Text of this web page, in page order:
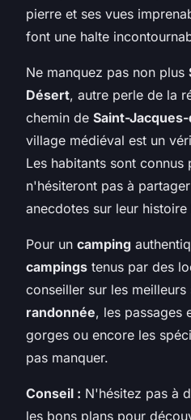
pierre et ses vues
font une halte
Ne manquez pas non plus
Désert, autre perle de la
chemin de Saint-
village médiéval est un
Les habitants sont
n'hésiteront pas à
anecdotes sur leur histoire
Pour un camping
campings tenus par des
conseiller sur les
randonnée, les passages
gorges ou encore les
pas manquer.
Conseil : N'hésitez pas à
les bons plans pour